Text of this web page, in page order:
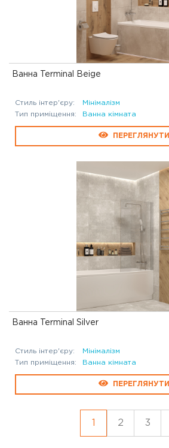
Ванна Terminal Beige
Стиль інтер'єру:
Мінімалізм
Тип приміщення:
Ванна кімната
ПЕРЕГЛЯНУТИ
Ванна Terminal Silver
Стиль інтер'єру:
Мінімалізм
Тип приміщення:
Ванна кімната
ПЕРЕГЛЯНУТИ
2 3